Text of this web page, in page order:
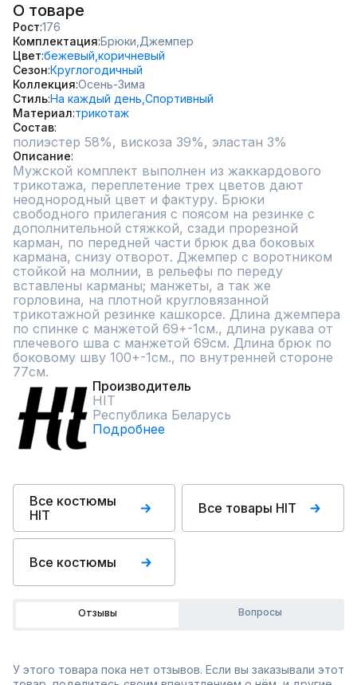
О товаре
Рост 176
Комплектация Брюки, Джемпер
Цвет бежевый, коричневый
Сезон Круглогодичный
Коллекция Осень-Зима
СтильНа каждый день, Спортивный
Материал трикотаж
Состав
полиэстер 58%, вискоза 39%, эластан 3%
Описание
Мужской комплект выполнен из жаккардового
трикотажа, переплетение трех цветов дают
неоднородный цвет и фактуру. Брюки
свободного прилегания с поясом на резинке с
дополнительной стяжкой, сзади прорезной
карман, по передней части брюк два боковых
кармана, снизу отворот. Джемпер с воротником
стойкой на молнии, в рельефы по переду
вставлены карманы; манжеты, а так же
горловина, на плотной кругловязанной
трикотажной резинке кашкорсе. Длина джемпера
по спинке с манжетой 69+-1см., длина рукава от
плечевого шва с манжетой 69см. Длина брюк по
боковому шву 100+-1см., по внутренней стороне
77см.
Производитель
HIT
Республика Беларусь
Подробнее
Все костюмы
HIT
Все товары HIT
Все костюмы
Отзывы Вопросы
У этого товара пока нет отзывов. Если вы заказывали этот